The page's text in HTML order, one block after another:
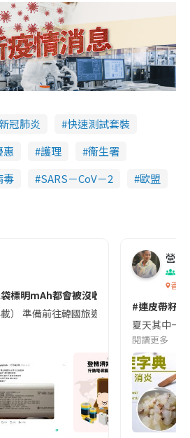
冠肺炎
快速測試套裝
惠 護理
衞生署
毒 SARS－CoV－2 歐盟
標明mAh都會被沒收😱出發前切記檢查
載） 準備前往韓國旅遊的民眾，近期要
營養
香港
#連皮帶籽
夏天其中一
閱讀更多